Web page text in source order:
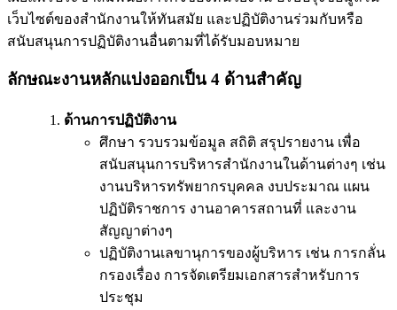
เว็บไซต์ของสำนักงานให้ทันสมัย และปฏิบัติงานร่วมกับหรือ
สนับสนุนการปฏิบัติงานอื่นตามที่ได้รับมอบหมาย
ลักษณะงานหลักแบ่งออกเป็น 4 ด้านสำคัญ
ด้านการปฏิบัติงาน
ศึกษา รวบรวมข้อมูล สถิติ สรุปรายงาน เพื่อ
สนับสนุนการบริหารสำนักงานในด้านต่างๆ เช่น
งานบริหารทรัพยากรบุคคล งบประมาณ แผน
ปฏิบัติราชการ งานอาคารสถานที่ และงาน
สัญญาต่างๆ
ปฏิบัติงานเลขานุการของผู้บริหาร เช่น การกลั่น
กรองเรื่อง การจัดเตรียมเอกสารสำหรับการ
ประชุม